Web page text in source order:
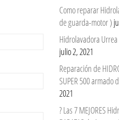
Como reparar
de guarda-motor )
Hidrolavadora
julio 2, 2021
Reparación de
SUPER 500 armado
2021
? Las 7 MEJORES